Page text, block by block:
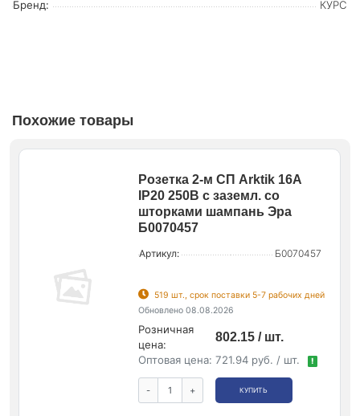
Бренд:
КУРС
Похожие товары
Розетка 2-м СП Arktik 16А
IP20 250В с заземл. со
шторками шампань Эра
Б0070457
Артикул: Б0070457
519 шт., срок поставки 5-7 рабочих дней
Обновлено 08.08.2026
Розничная
цена:
802.15 / шт.
Оптовая цена: 721.94 руб. / шт. !
- + КУПИТЬ